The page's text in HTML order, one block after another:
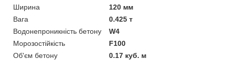
Ширина
120 мм
Вага
0.425 т
Водонепроникність бетону
W4
Морозостійкість
F100
Об'єм бетону
0.17 куб. м